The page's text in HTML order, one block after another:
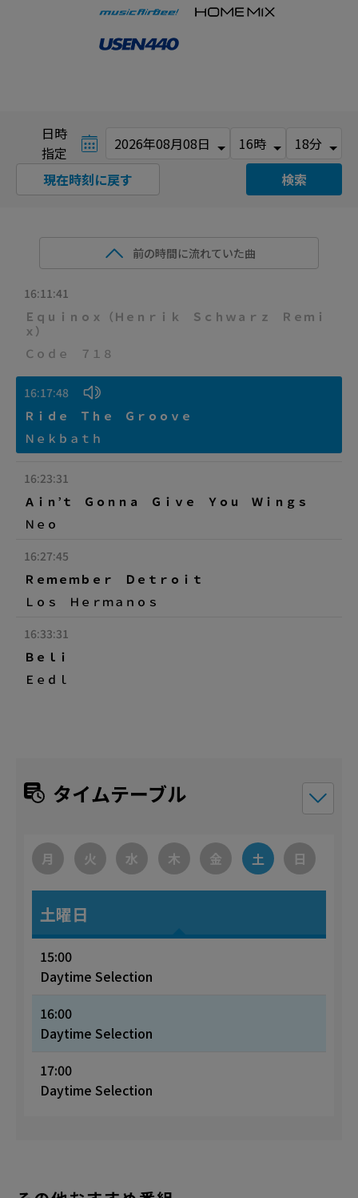
日時
指定
検索
現在時刻に戻す
前の時間に流れていた曲
16:11:41
Ｅｑｕｉｎｏｘ（Ｈｅｎｒｉｋ Ｓｃｈｗａｒｚ Ｒｅｍｉ
ｘ）
Ｃｏｄｅ ７１８
16:17:48
Ｒｉｄｅ Ｔｈｅ Ｇｒｏｏｖｅ
Ｎｅｋｂａｔｈ
16:23:31
Ａｉｎ’ｔ Ｇｏｎｎａ Ｇｉｖｅ Ｙｏｕ Ｗｉｎｇｓ
Ｎｅｏ
16:27:45
Ｒｅｍｅｍｂｅｒ Ｄｅｔｒｏｉｔ
Ｌｏｓ Ｈｅｒｍａｎｏｓ
16:33:31
Ｂｅｌｉ
Ｅｅｄｌ
タイムテーブル
月 火 水 木 金 土 日
土曜日
15:00
Daytime Selection
16:00
Daytime Selection
17:00
Daytime Selection